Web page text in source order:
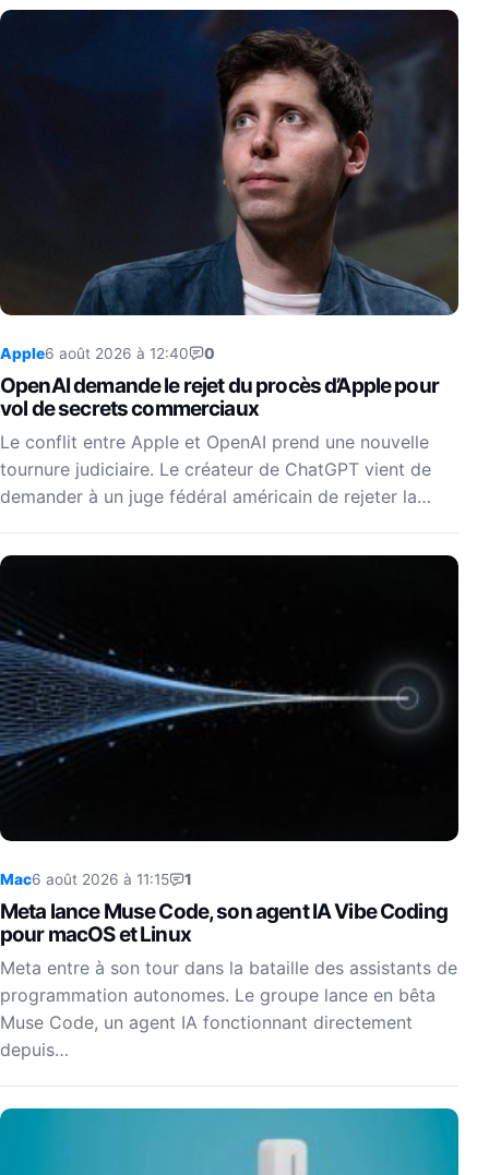
Apple6 août 2026 à 12:40 0
OpenAI demande le rejet du procès d’Apple pour
vol de secrets commerciaux
Le conflit entre Apple et OpenAI prend une nouvelle
tournure judiciaire. Le créateur de ChatGPT vient de
demander à un juge fédéral américain de rejeter la…
Mac6 août 2026 à 11:15 1
Meta lance Muse Code, son agent IA Vibe Coding
pour macOS et Linux
Meta entre à son tour dans la bataille des assistants de
programmation autonomes. Le groupe lance en bêta
Muse Code, un agent IA fonctionnant directement
depuis…